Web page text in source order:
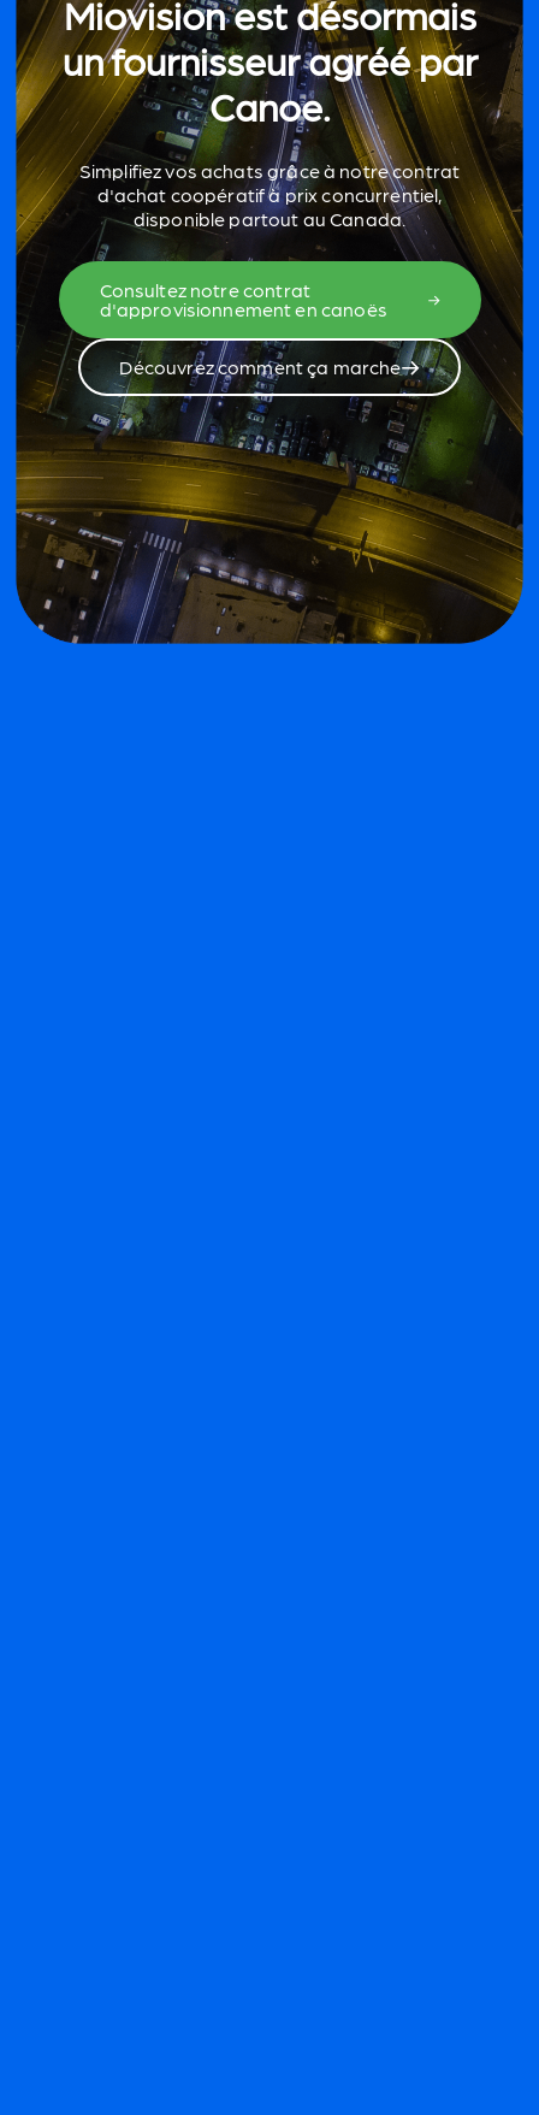
Miovision est désormais
un fournisseur agréé par
Canoe.
Simplifiez vos achats grâce à notre contrat
d'achat coopératif à prix concurrentiel,
disponible partout au Canada.
Consultez notre contrat
d'approvisionnement en canoës
Découvrez comment ça marche